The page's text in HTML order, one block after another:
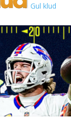
Gul klud